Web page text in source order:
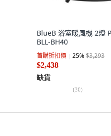
BlueB 浴室暖風機 2燈
BLL-BH40
首購折扣價 25%$3,293
$2,438
缺貨
(30)